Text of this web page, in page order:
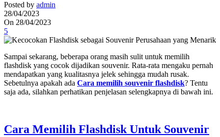
Posted by admin
28/04/2023
On 28/04/2023
5
Sampai sekarang, beberapa orang masih sulit untuk memilih
flashdisk yang cocok dijadikan souvenir. Rata-rata mengaku pernah
mendapatkan yang kualitasnya jelek sehingga mudah rusak.
Sebetulnya apakah ada Cara memilih souvenir flashdisk? Tentu
saja ada, silahkan perhatikan penjelasan selengkapnya di bawah ini.
Cara Memilih Flashdisk Untuk Souvenir